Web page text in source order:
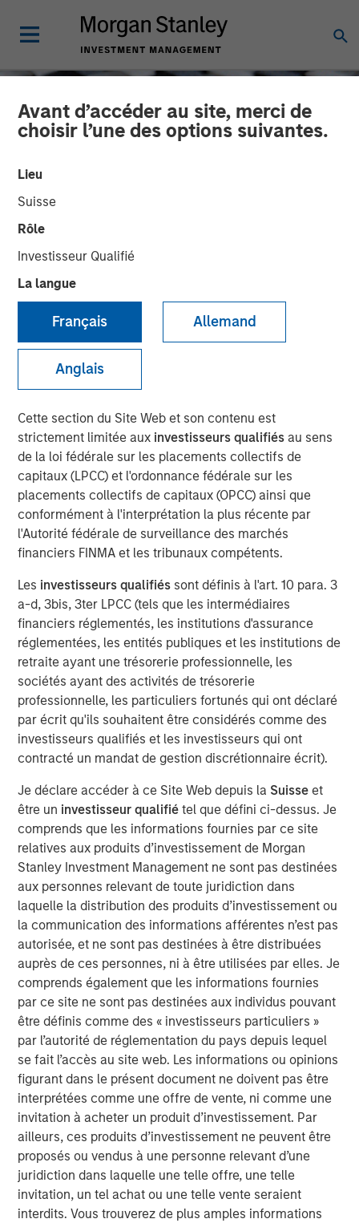
Avant d’accéder au site, merci de
choisir l’une des options suivantes.
Lieu
Suisse
Rôle
Investisseur Qualifié
La langue
Français Allemand
Anglais
Cette section du Site Web et son contenu est
strictement limitée aux investisseurs qualifiésau sens
de la loi fédérale sur les placements collectifs de
capitaux (LPCC) et l'ordonnance fédérale sur les
placements collectifs de capitaux (OPCC) ainsi que
conformément à l'interprétation la plus récente par
l'Autorité fédérale de surveillance des marchés
financiers FINMA et les tribunaux compétents.
Les investisseurs qualifiés sont définis à l'art. 10 para. 3
a-d, 3bis, 3ter LPCC (tels que les intermédiaires
financiers réglementés, les institutions d'assurance
réglementées, les entités publiques et les institutions de
retraite ayant une trésorerie professionnelle, les
sociétés ayant des activités de trésorerie
professionnelle, les particuliers fortunés qui ont déclaré
par écrit qu'ils souhaitent être considérés comme des
investisseurs qualifiés et les investisseurs qui ont
contracté un mandat de gestion discrétionnaire écrit).
Je déclare accéder à ce Site Web depuis la Suisse et
être un investisseur qualifiétel que défini ci-dessus. Je
comprends que les informations fournies par ce site
relatives aux produits d’investissement de Morgan
Stanley Investment Management ne sont pas destinées
aux personnes relevant de toute juridiction dans
laquelle la distribution des produits d’investissement ou
la communication des informations afférentes n’est pas
autorisée, et ne sont pas destinées à être distribuées
auprès de ces personnes, ni à être utilisées par elles. Je
comprends également que les informations fournies
par ce site ne sont pas destinées aux individus pouvant
être définis comme des « investisseurs particuliers »
par l’autorité de réglementation du pays depuis lequel
se fait l’accès au site web. Les informations ou opinions
figurant dans le présent document ne doivent pas être
interprétées comme une offre de vente, ni comme une
invitation à acheter un produit d’investissement. Par
ailleurs, ces produits d’investissement ne peuvent être
proposés ou vendus à une personne relevant d’une
juridiction dans laquelle une telle offre, une telle
invitation, un tel achat ou une telle vente seraient
interdits. Vous trouverez de plus amples informations
CONSILIENT OBSERVER
Bayes and Base Rates:
How History Can Guide
Our Assessment of the
Future
10 FÉVRIER 2026
The Authors
Managing Director
Dan Callahan, CFA
Vice President
The ongoing massive investments in artificial
anticipated demand, which in turn has led some
firms to offer rosy growth forecasts.
To assess these forecasts, investors may apply
Bayes' Theorem by starting with an initial belief and
updating it as new results appear. Base rates are a
sensible start for initial beliefs.
The base rates for U.S. public companies over 75
years suggest OpenAI and Oracle Cloud have a low
probability of meeting their five-year revenue
projections. Offsetting this are data showing rapid
diffusion of AI, which signals major demand and
short-term growth.
A large database of projects shows less than 10
percent are completed on time and on budget,
which should temper overly optimistic expectations
for the buildout of AI infrastructure.
Companies sometimes pursue a preemptive
strategy in which they announce big capacity
commitments to deter competitors and entrants
from investing.